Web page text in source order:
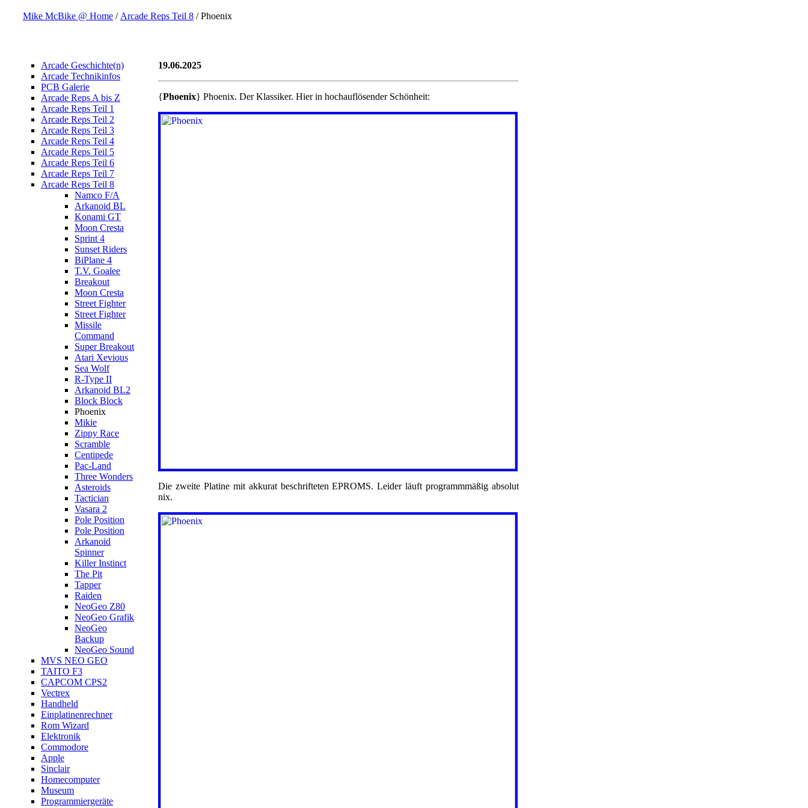
Mike McBike @ Home / Arcade Reps Teil 8 / Phoenix
Arcade Geschichte(n)
Arcade Technikinfos
PCB Galerie
Arcade Reps A bis Z
Arcade Reps Teil 1
Arcade Reps Teil 2
Arcade Reps Teil 3
Arcade Reps Teil 4
Arcade Reps Teil 5
Arcade Reps Teil 6
Arcade Reps Teil 7
Arcade Reps Teil 8
Namco F/A
Arkanoid BL
Konami GT
Moon Cresta
Sprint 4
Sunset Riders
BiPlane 4
T.V. Goalee
Breakout
Moon Cresta
Street Fighter
Street Fighter
Missile
Command
Super Breakout
Atari Xevious
Sea Wolf
R-Type II
Arkanoid BL2
Block Block
Phoenix
Mikie
Zippy Race
Scramble
Centipede
Pac-Land
Three Wonders
Asteroids
Tactician
Vasara 2
Pole Position
Pole Position
Arkanoid
Spinner
Killer Instinct
The Pit
Tapper
Raiden
NeoGeo Z80
NeoGeo Grafik
NeoGeo
Backup
NeoGeo Sound
MVS NEO GEO
TAITO F3
CAPCOM CPS2
Vectrex
Handheld
Einplatinenrechner
Rom Wizard
Elektronik
Commodore
Apple
Sinclair
Homecomputer
Museum
Programmiergeräte
19.06.2025
{Phoenix} Phoenix. Der Klassiker. Hier in hochauflösender Schönheit:
Die zweite Platine mit akkurat beschrifteten EPROMS. Leider läuft programmmäßig absolut
nix.